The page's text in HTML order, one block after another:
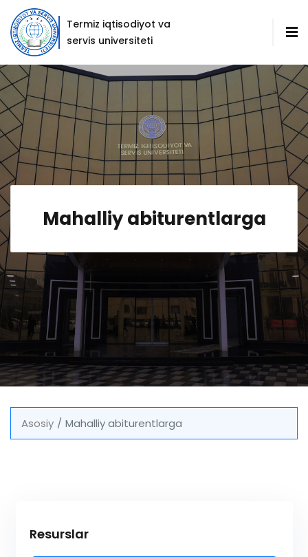
Termiz iqtisodiyot va
servis universiteti
Mahalliy abiturentlarga
Asosiy Mahalliy abiturentlarga
Resurslar